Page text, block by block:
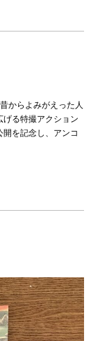
からよみがえった人
る特撮アクション
を記念し、アンコ